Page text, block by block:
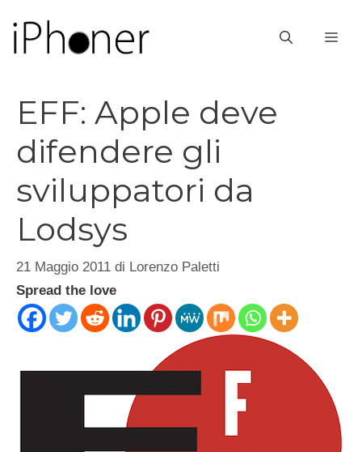
contenuto
EFF: Apple deve
difendere gli
sviluppatori da
Lodsys
21 Maggio 2011 di Lorenzo Paletti
Spread the love